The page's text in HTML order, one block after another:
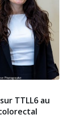
TTLL6 au